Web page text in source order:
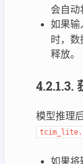
会自动
如果输
时，
释放。
4.2.1.3.
模型推理
如果将